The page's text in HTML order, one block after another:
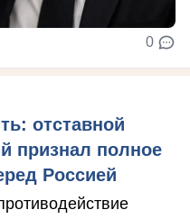
0
отставной
признал полное
Россией